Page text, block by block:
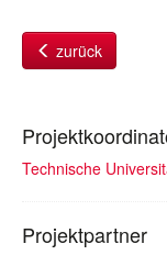
zurück
Technische
Projektpartner